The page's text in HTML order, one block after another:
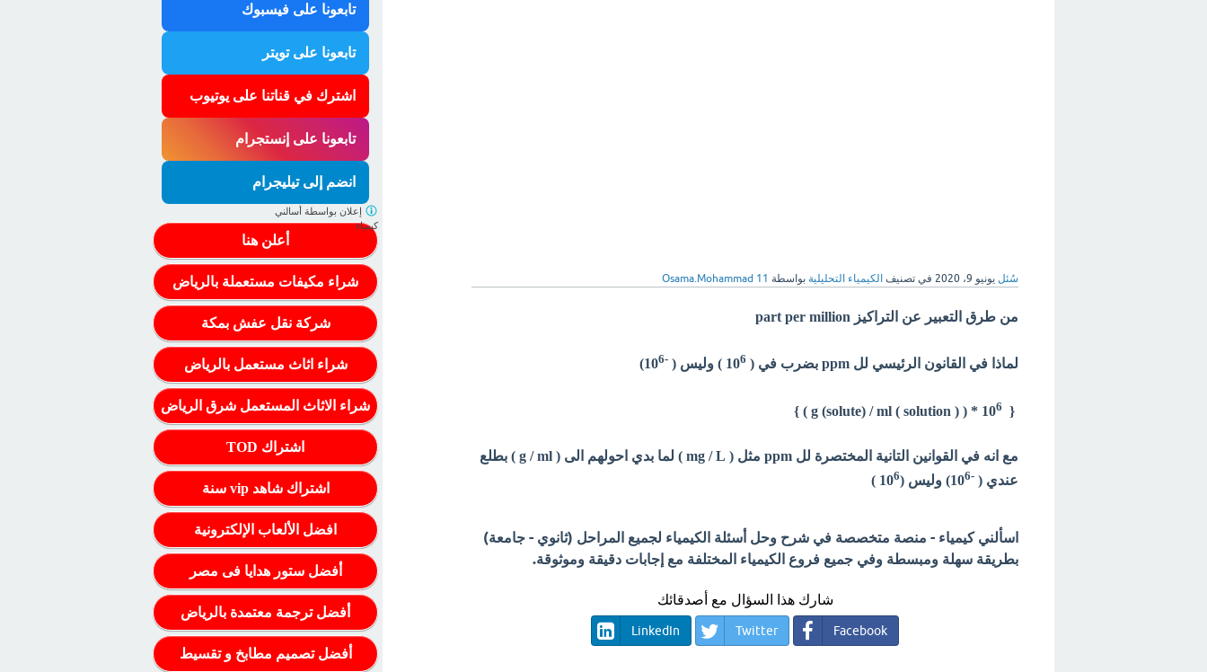
سُئل يونيو 9، 2020 في تصنيف الكيمياء التحليلية بواسطة Osama.Mohammad 11
من طرق التعبير عن التراكيز part per million
لماذا في القانون الرئيسي لل ppm بضرب في ( 10 6 ) وليس ( -
106
)
{ g (solute) / ml ( solution ) ) * 10
6
) }
مع انه في القوانين التانية المختصرة لل ppm مثل ( mg / L ) لما بدي احولهم الى ( g / ml ) بطلع
عندي ( -
106 ) وليس (106
)
اسألني كيمياء - منصة متخصصة في شرح وحل أسئلة الكيمياء لجميع المراحل (ثانوي - جامعة)
بطريقة سهلة ومبسطة وفي جميع فروع الكيمياء المختلفة مع إجابات دقيقة وموثوقة.
شارك هذا السؤال مع أصدقائك
Facebook
Twitter
LinkedIn
تابعونا على فيسبوك
تابعونا على تويتر
اشترك في قناتنا على يوتيوب
تابعونا على إنستجرام
انضم إلى تيليجرام
أعلن هنا
شراء مكيفات مستعملة بالرياض
شركة نقل عفش بمكة
شراء اثاث مستعمل بالرياض
شراء الاثاث المستعمل شرق الرياض
اشتراك TOD
اشتراك شاهد vip سنة
افضل الألعاب الإلكترونية
أفضل ستور هدايا فى مصر
أفضل ترجمة معتمدة بالرياض
أفضل تصميم مطابخ و تقسيط
إعلان بواسطة أسالني
كيمياء